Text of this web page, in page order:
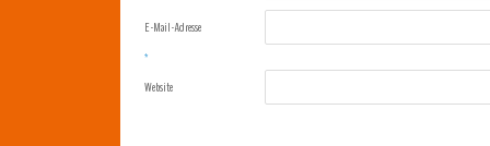
E-Mail-Adresse
*
Website